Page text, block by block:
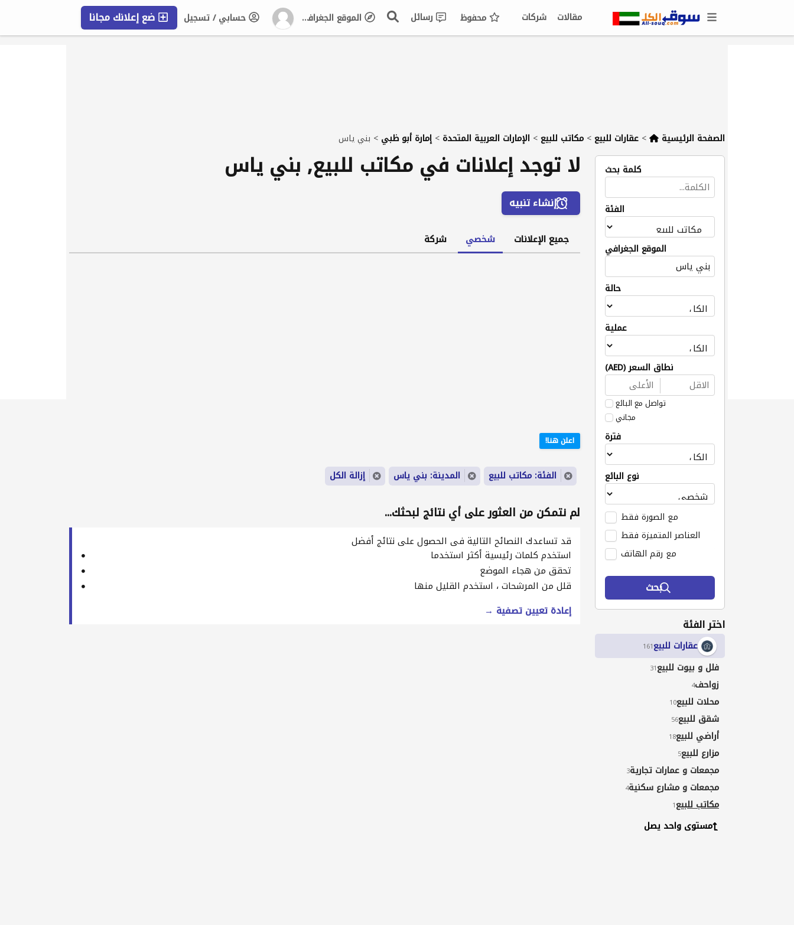
ضع إعلانك مجانا حسابي / تسجيل الموقع الجغرافي رسائل محفوظ شركات
مقالات
التعليمات
الصفحة الرئيسية > عقارات للبيع> مكاتب للبيع> الإمارات العربية المتحدة > إمارة أبو ظبي > بني ياس
كلمة بحث
الفئة
الموقع الجغرافي
حالة
عملية
نطاق السعر (AED)
تواصل مع البائع
مجاني
فترة
نوع البائع
مع الصورة فقط
العناصر المتميزة فقط
مع رقم الهاتف
بحث
اختر الفئة
عقارات للبيع161
فلل و بيوت للبيع31
زواحف4
محلات للبيع10
شقق للبيع56
أراضي للبيع18
مزارع للبيع5
مجمعات و عمارات تجارية3
مجمعات و مشارع سكنية4
مكاتب للبيع1
مستوى واحد يصل
لا توجد إعلانات في مكاتب للبيع, بني ياس
إنشاء تنبيه
جميع الإعلانات شخصي شركة
اعلن هنا!
الفئة: مكاتب للبيع المدينة: بني ياس إزالة الكل
لم نتمكن من العثور على أي نتائج لبحثك...
قد تساعدك النصائح التالية في الحصول على نتائج أفضل
استخدم كلمات رئيسية أكثر استخدما
تحقق من هجاء الموضع
قلل من المرشحات ، استخدم القليل منها
إعادة تعيين تصفية →